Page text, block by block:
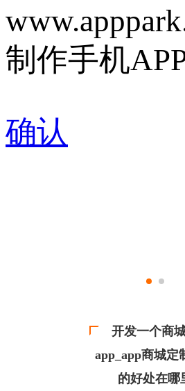
制作手机
确认
开发一个商
app_app商城定
的好处在哪